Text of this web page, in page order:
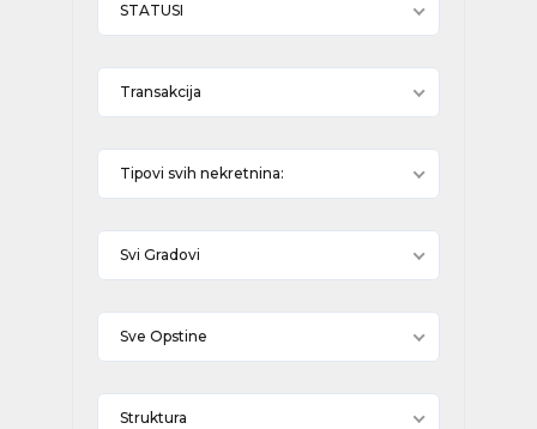
STATUSI
Transakcija
Tipovi svih nekretnina:
Svi Gradovi
Sve Opstine
Struktura